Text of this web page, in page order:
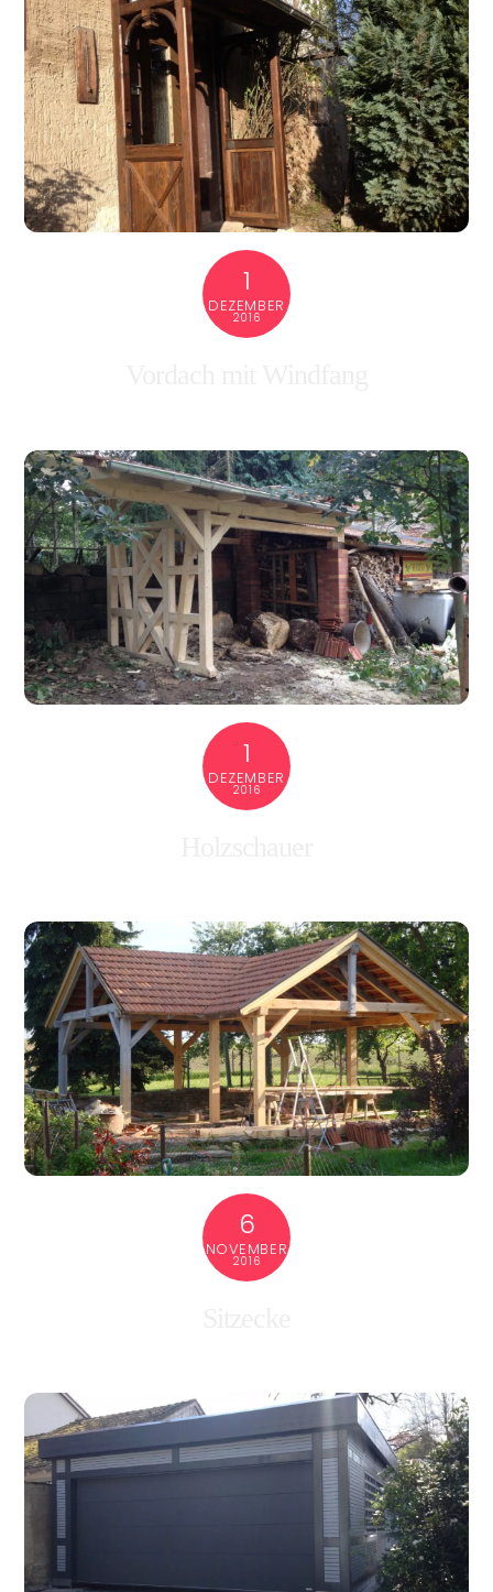
1
DEZEMBER
2016
1
DEZEMBER
2016
6
NOVEMBER
2016